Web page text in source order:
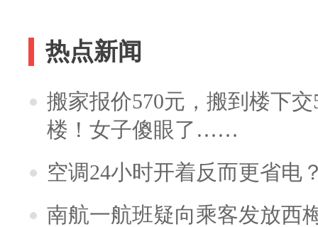
热点新闻
搬家报价570元，搬到楼下
楼！女子傻眼了……
空调24小时开着反而更省电
南航一航班疑向乘客发放西